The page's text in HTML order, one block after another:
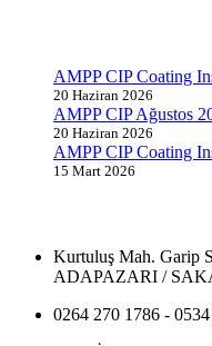
AMPP CIP Coating
20 Haziran 2026
AMPP CIP Ağustos
20 Haziran 2026
AMPP CIP Coating
15 Mart 2026
Kurtuluş Mah. Garip
ADAPAZARI /
0264 270 1786 -